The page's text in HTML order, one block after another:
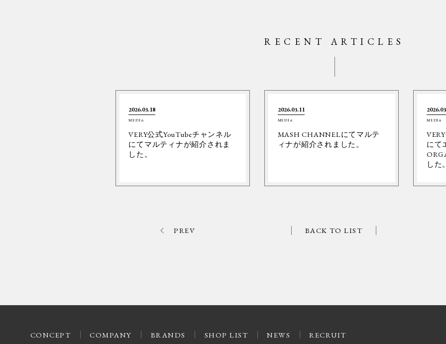
RECENT ARTICLES
2026.03.18
MEDIA
VERY公式YouTubeチャンネル
にてマルティナが紹介されま
した。
2026.03.11
MEDIA
MASH CHANNELにてマルテ
ィナが紹介されました。
MEDIA
にて
した
PREV BACK TO LIST
CONCEPT COMPANY BRANDS SHOP LIST NEWS RECRUIT